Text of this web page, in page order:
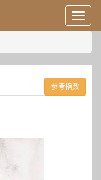
用
户
息/
登
录
等
参考指数